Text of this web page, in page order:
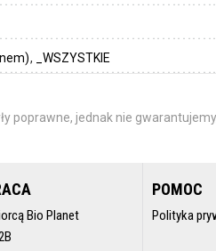
_WSZYSTKIE
poprawne, jednak nie
Bio Planet
POMOC
Polityka